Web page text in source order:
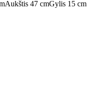
Aukštis 47 cmGylis 15 cm